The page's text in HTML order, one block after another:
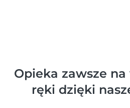
Opieka zawsze
ręki dzięki